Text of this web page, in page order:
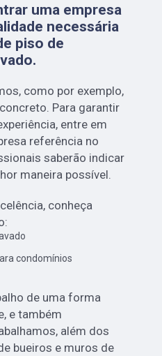
uma empresa
necessária
piso de
como por exemplo,
Para garantir
entre em
referência no
saberão indicar
maneira possível.
conheça
condomínios
de uma forma
e também
além dos
bueiros e muros de